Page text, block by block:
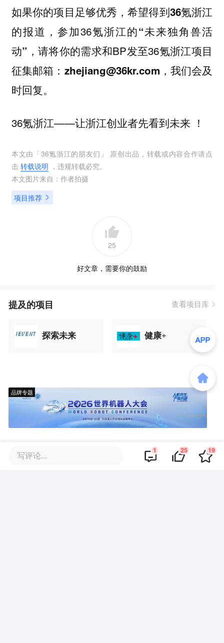
如果你的项目足够优秀，希望得到36氪浙江
的报道 ，参加36氪浙江的“未来独角兽活
动” ，请将你的需求和BP发至36氪浙江项目
征集邮箱： zhejiang@36kr.com ，我们会及
时回复。
36氪浙江——让浙江创业者先看到未来 ！
本文由「36氪浙江的朋友们 」 原创出品，转载或内容合作请点
击 转载说明 ，违规转载必究。
本文图片来自： 作者拍摄
项目推荐
25
好文章，需要你的鼓励
提及的项目 查看项目库
探索未来 健康+
品牌专题
评论区
写评论... 1 25 19